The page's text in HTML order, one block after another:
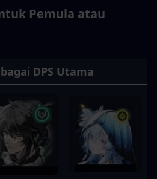
Pemula atau
DPS Utama